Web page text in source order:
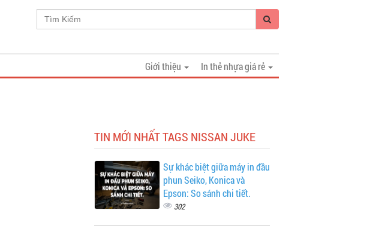
In thẻ nhựa giá rẻ
Giới thiệu
TIN MỚI NHẤT TAGS NISSAN JUKE
Sự khác biệt giữa máy in đầu
phun Seiko, Konica và
Epson: So sánh chi tiết.
302